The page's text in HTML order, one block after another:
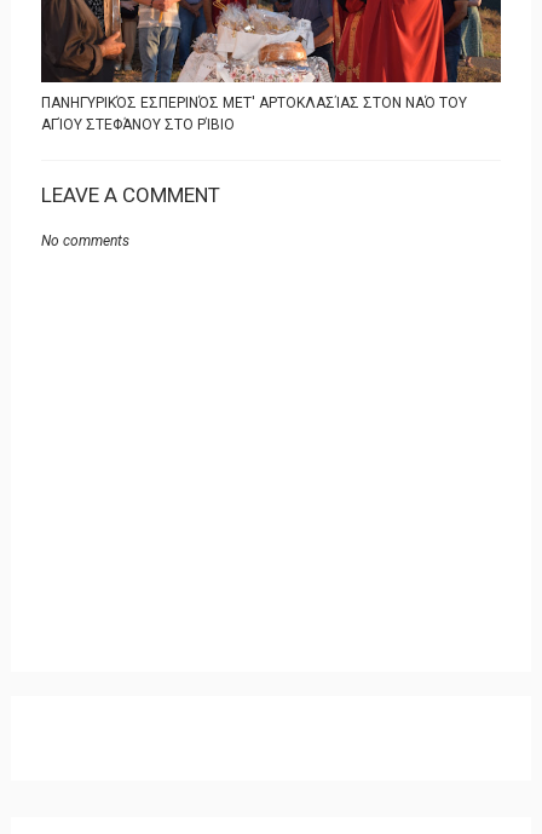
ΠΑΝΗΓΥΡΙΚΌΣ ΕΣΠΕΡΙΝΌΣ ΜΕΤ' ΑΡΤΟΚΛΑΣΊΑΣ ΣΤΟΝ ΝΑΌ ΤΟΥ
ΑΓΊΟΥ ΣΤΕΦΆΝΟΥ ΣΤΟ ΡΊΒΙΟ
LEAVE A COMMENT
No comments